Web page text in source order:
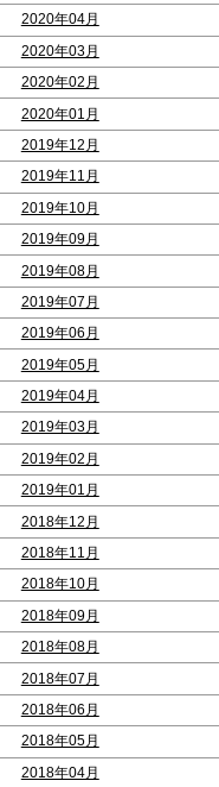
2020年04月
2020年03月
2020年02月
2020年01月
2019年12月
2019年11月
2019年10月
2019年09月
2019年08月
2019年07月
2019年06月
2019年05月
2019年04月
2019年03月
2019年02月
2019年01月
2018年12月
2018年11月
2018年10月
2018年09月
2018年08月
2018年07月
2018年06月
2018年05月
2018年04月